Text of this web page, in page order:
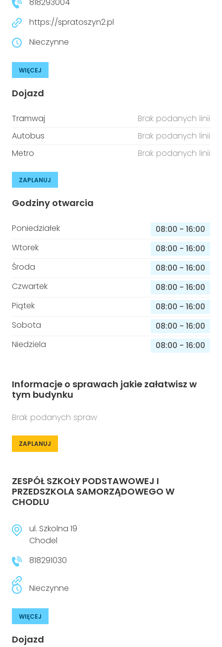
https://spratoszyn2.pl
Nieczynne
WIĘCEJ
Dojazd
Tramwaj
Brak podanych linii
Autobus
Brak podanych linii
Metro
Brak podanych linii
ZAPLANUJ
Godziny otwarcia
Poniedziałek 08:00 - 16:00
Wtorek
08:00 - 16:00
Środa
08:00 - 16:00
Czwartek
08:00 - 16:00
Piątek
08:00 - 16:00
Sobota
08:00 - 16:00
Niedziela
08:00 - 16:00
Informacje o sprawach jakie załatwisz w
tym budynku
Brak podanych spraw
ZAPLANUJ
ZESPÓŁ SZKOŁY PODSTAWOWEJ I
PRZEDSZKOLA SAMORZĄDOWEGO W
CHODLU
ul. Szkolna 19
Chodel
818291030
Nieczynne
WIĘCEJ
Dojazd